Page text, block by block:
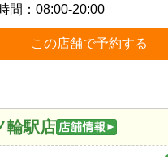
間： 08:00-20:00
この店舗で予約する
輪駅店